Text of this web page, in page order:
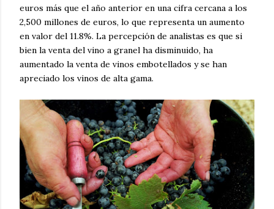
euros más que el año anterior en una cifra cercana a los
2,500 millones de euros, lo que representa un aumento
en valor del 11.8%. La percepción de analistas es que si
bien la venta del vino a granel ha disminuido, ha
aumentado la venta de vinos embotellados y se han
apreciado los vinos de alta gama.